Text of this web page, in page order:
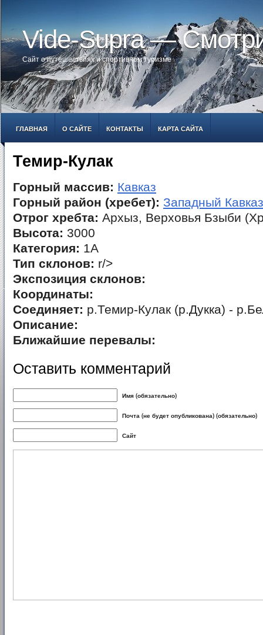
Vide-Supra —
Сайт о путешествиях и спортивном туризме
ГЛАВНАЯ О САЙТЕ КОНТАКТЫ КАРТА САЙТА
Темир-Кулак
Горный массив: Кавказ
Горный район (хребет): Западный Кавказ
Отрог хребта: Архыз, Верховья Бзыби
Высота: 3000
Категория: 1А
Тип склонов: r/>
Экспозиция склонов:
Координаты:
Соединяет: р.Темир-Кулак (р.Дукка) -
Описание:
Ближайшие перевалы:
Оставить комментарий
Имя (обязательно)
Почта (не будет опубликована) (обязательно)
Сайт